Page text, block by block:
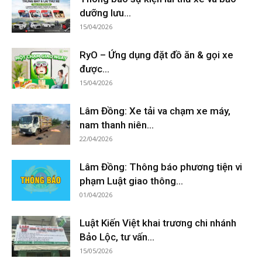
dưỡng lưu...
15/04/2026
RyO – Ứng dụng đặt đồ ăn & gọi xe
được...
15/04/2026
Lâm Đồng: Xe tải va chạm xe máy,
nam thanh niên...
22/04/2026
Lâm Đồng: Thông báo phương tiện vi
phạm Luật giao thông...
01/04/2026
Luật Kiến Việt khai trương chi nhánh
Bảo Lộc, tư vấn...
15/05/2026